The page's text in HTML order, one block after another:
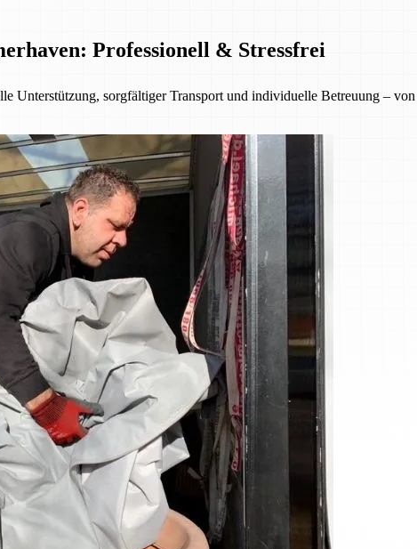
Professionell & Stressfrei
Unterstützung, sorgfältiger Transport und individuelle Betreuung –